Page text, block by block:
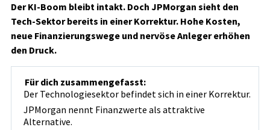
Der KI-Boom bleibt intakt. Doch JPMorgan sieht den
Tech-Sektor bereits in einer Korrektur. Hohe Kosten,
neue Finanzierungswege und nervöse Anleger erhöhen
den Druck.
Für dich zusammengefasst:
Der Technologiesektor befindet sich in einer Korrektur.
JPMorgan nennt Finanzwerte als attraktive
Alternative.